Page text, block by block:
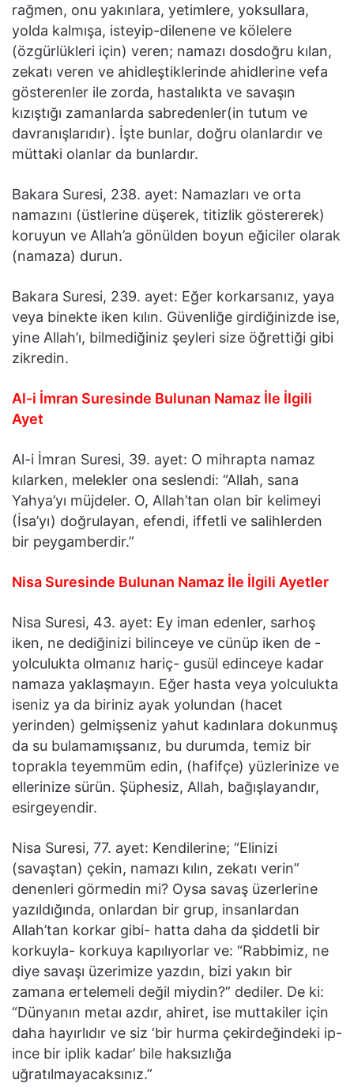
rağmen, onu yakınlara, yetimlere, yoksullara,
yolda kalmışa, isteyip-dilenene ve kölelere
(özgürlükleri için) veren; namazı dosdoğru kılan,
zekatı veren ve ahidleştiklerinde ahidlerine vefa
gösterenler ile zorda, hastalıkta ve savaşın
kızıştığı zamanlarda sabredenler(in tutum ve
davranışlarıdır). İşte bunlar, doğru olanlardır ve
müttaki olanlar da bunlardır.
Bakara Suresi, 238. ayet: Namazları ve orta
namazını (üstlerine düşerek, titizlik göstererek)
koruyun ve Allah’a gönülden boyun eğiciler olarak
(namaza) durun.
Bakara Suresi, 239. ayet: Eğer korkarsanız, yaya
veya binekte iken kılın. Güvenliğe girdiğinizde ise,
yine Allah’ı, bilmediğiniz şeyleri size öğrettiği gibi
zikredin.
Al-i İmran Suresinde Bulunan Namaz İle İlgili
Ayet
Al-i İmran Suresi, 39. ayet: O mihrapta namaz
kılarken, melekler ona seslendi: “Allah, sana
Yahya’yı müjdeler. O, Allah’tan olan bir kelimeyi
(İsa’yı) doğrulayan, efendi, iffetli ve salihlerden
bir peygamberdir.”
Nisa Suresinde Bulunan Namaz İle İlgili Ayetler
Nisa Suresi, 43. ayet: Ey iman edenler, sarhoş
iken, ne dediğinizi bilinceye ve cünüp iken de -
yolculukta olmanız hariç- gusül edinceye kadar
namaza yaklaşmayın. Eğer hasta veya yolculukta
iseniz ya da biriniz ayak yolundan (hacet
yerinden) gelmişseniz yahut kadınlara dokunmuş
da su bulamamışsanız, bu durumda, temiz bir
toprakla teyemmüm edin, (hafifçe) yüzlerinize ve
ellerinize sürün. Şüphesiz, Allah, bağışlayandır,
esirgeyendir.
Nisa Suresi, 77. ayet: Kendilerine; “Elinizi
(savaştan) çekin, namazı kılın, zekatı verin”
denenleri görmedin mi? Oysa savaş üzerlerine
yazıldığında, onlardan bir grup, insanlardan
Allah’tan korkar gibi- hatta daha da şiddetli bir
korkuyla- korkuya kapılıyorlar ve: “Rabbimiz, ne
diye savaşı üzerimize yazdın, bizi yakın bir
zamana ertelemeli değil miydin?” dediler. De ki:
“Dünyanın metaı azdır, ahiret, ise muttakiler için
daha hayırlıdır ve siz ‘bir hurma çekirdeğindeki ip-
ince bir iplik kadar’ bile haksızlığa
uğratılmayacaksınız.”